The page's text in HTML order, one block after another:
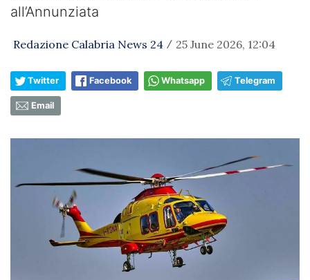
all’Annunziata
Redazione Calabria News 24 / 25 June 2026, 12:04
Twitter Facebook Whatsapp Telegram
Email